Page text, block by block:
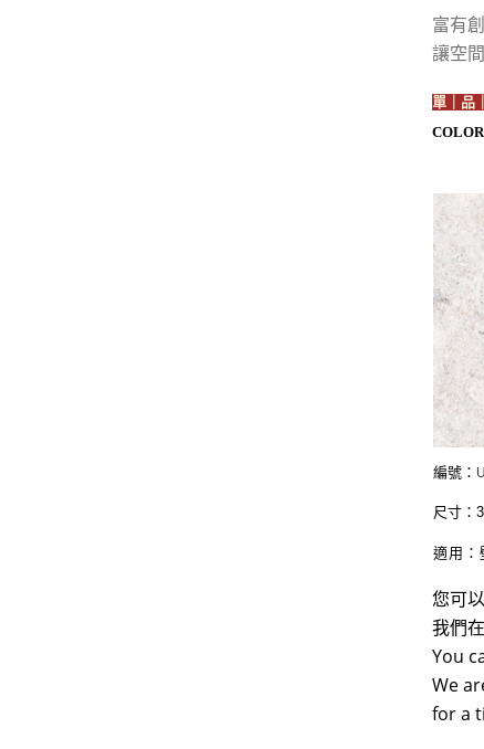
富有
讓空
單｜品
COLOR
編號：
尺寸：
適用
您可
我們
You
We
for a